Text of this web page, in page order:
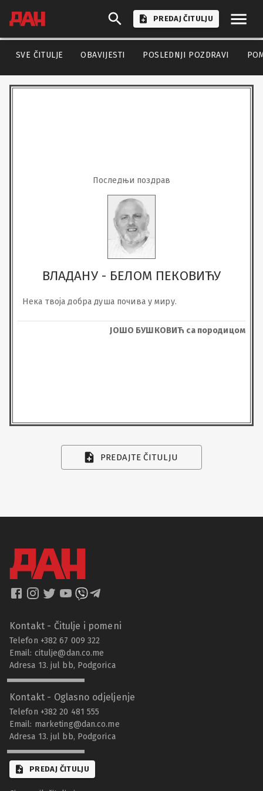
PREDAJ ČITULJU
SVE ČITULJE OBAVIJESTI POSLEDNJI POZDRAVI
Последњи поздрав
ВЛАДАНУ - БЕЛОМ ПЕКОВИЋУ
Нека твоја добра душа почива у миру.
ЈОШО БУШКОВИЋ са породицом
PREDAJTE ČITULJU
Kontakt - Čitulje i pomeni
Telefon +382 67 009 322
Email: citulje@dan.co.me
Adresa 13. jul bb, Podgorica
Kontakt - Oglasno odjeljenje
Telefon +382 20 481 555
Email: marketing@dan.co.me
Adresa 13. jul bb, Podgorica
PREDAJ ČITULJU